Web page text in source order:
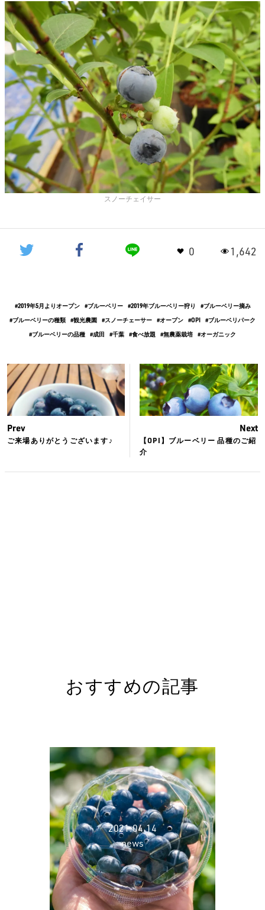
スノーチェイサー
0 1,642
2019年5月よりオープン ブルーベリー 2019年ブルーベリー狩り
ブルーベリー摘み
ブルーベリーの種類
観光農園 スノーチェーサー オープン OPI
ブルーベリパーク
ブルーベリーの品種
成田 千葉 食べ放題 無農薬栽培 オーガニック
Prev
ご来場ありがとうございます♪
Next
【OPI】ブルーベリー 品種のご紹
介
おすすめの記事
2021.04.14
news